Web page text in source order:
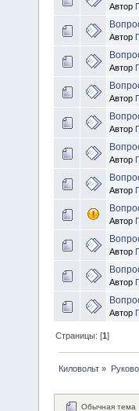
Автор
Автор
Автор
Автор
Автор
Автор
Автор
Автор
Автор
Автор
Автор
Страницы: [1]
Киловольт »
Обычная тема